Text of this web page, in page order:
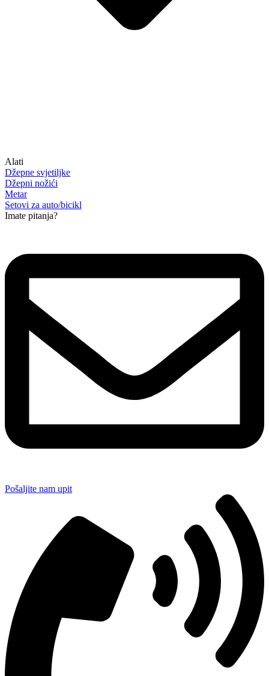
Alati
Džepne svjetiljke
Džepni nožići
Metar
Setovi za auto/bicikl
Imate pitanja?
Pošaljite nam upit